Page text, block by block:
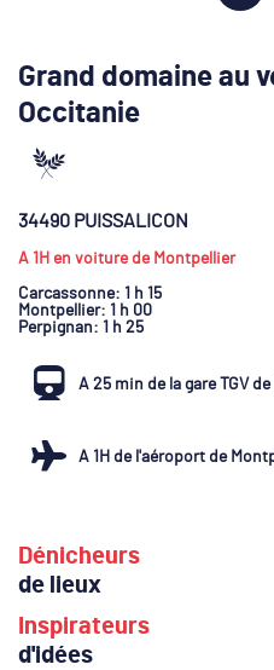
Grand domaine au
Occitanie
34490 PUISSALICON
A 1H en voiture de Montpellier
Carcassonne: 1 h 15
Montpellier: 1 h 00
Perpignan: 1 h 25
A 25 min de la gare TGV
A 1H de l'aéroport de
Dénicheurs
de lieux
Inspirateurs
d'idées